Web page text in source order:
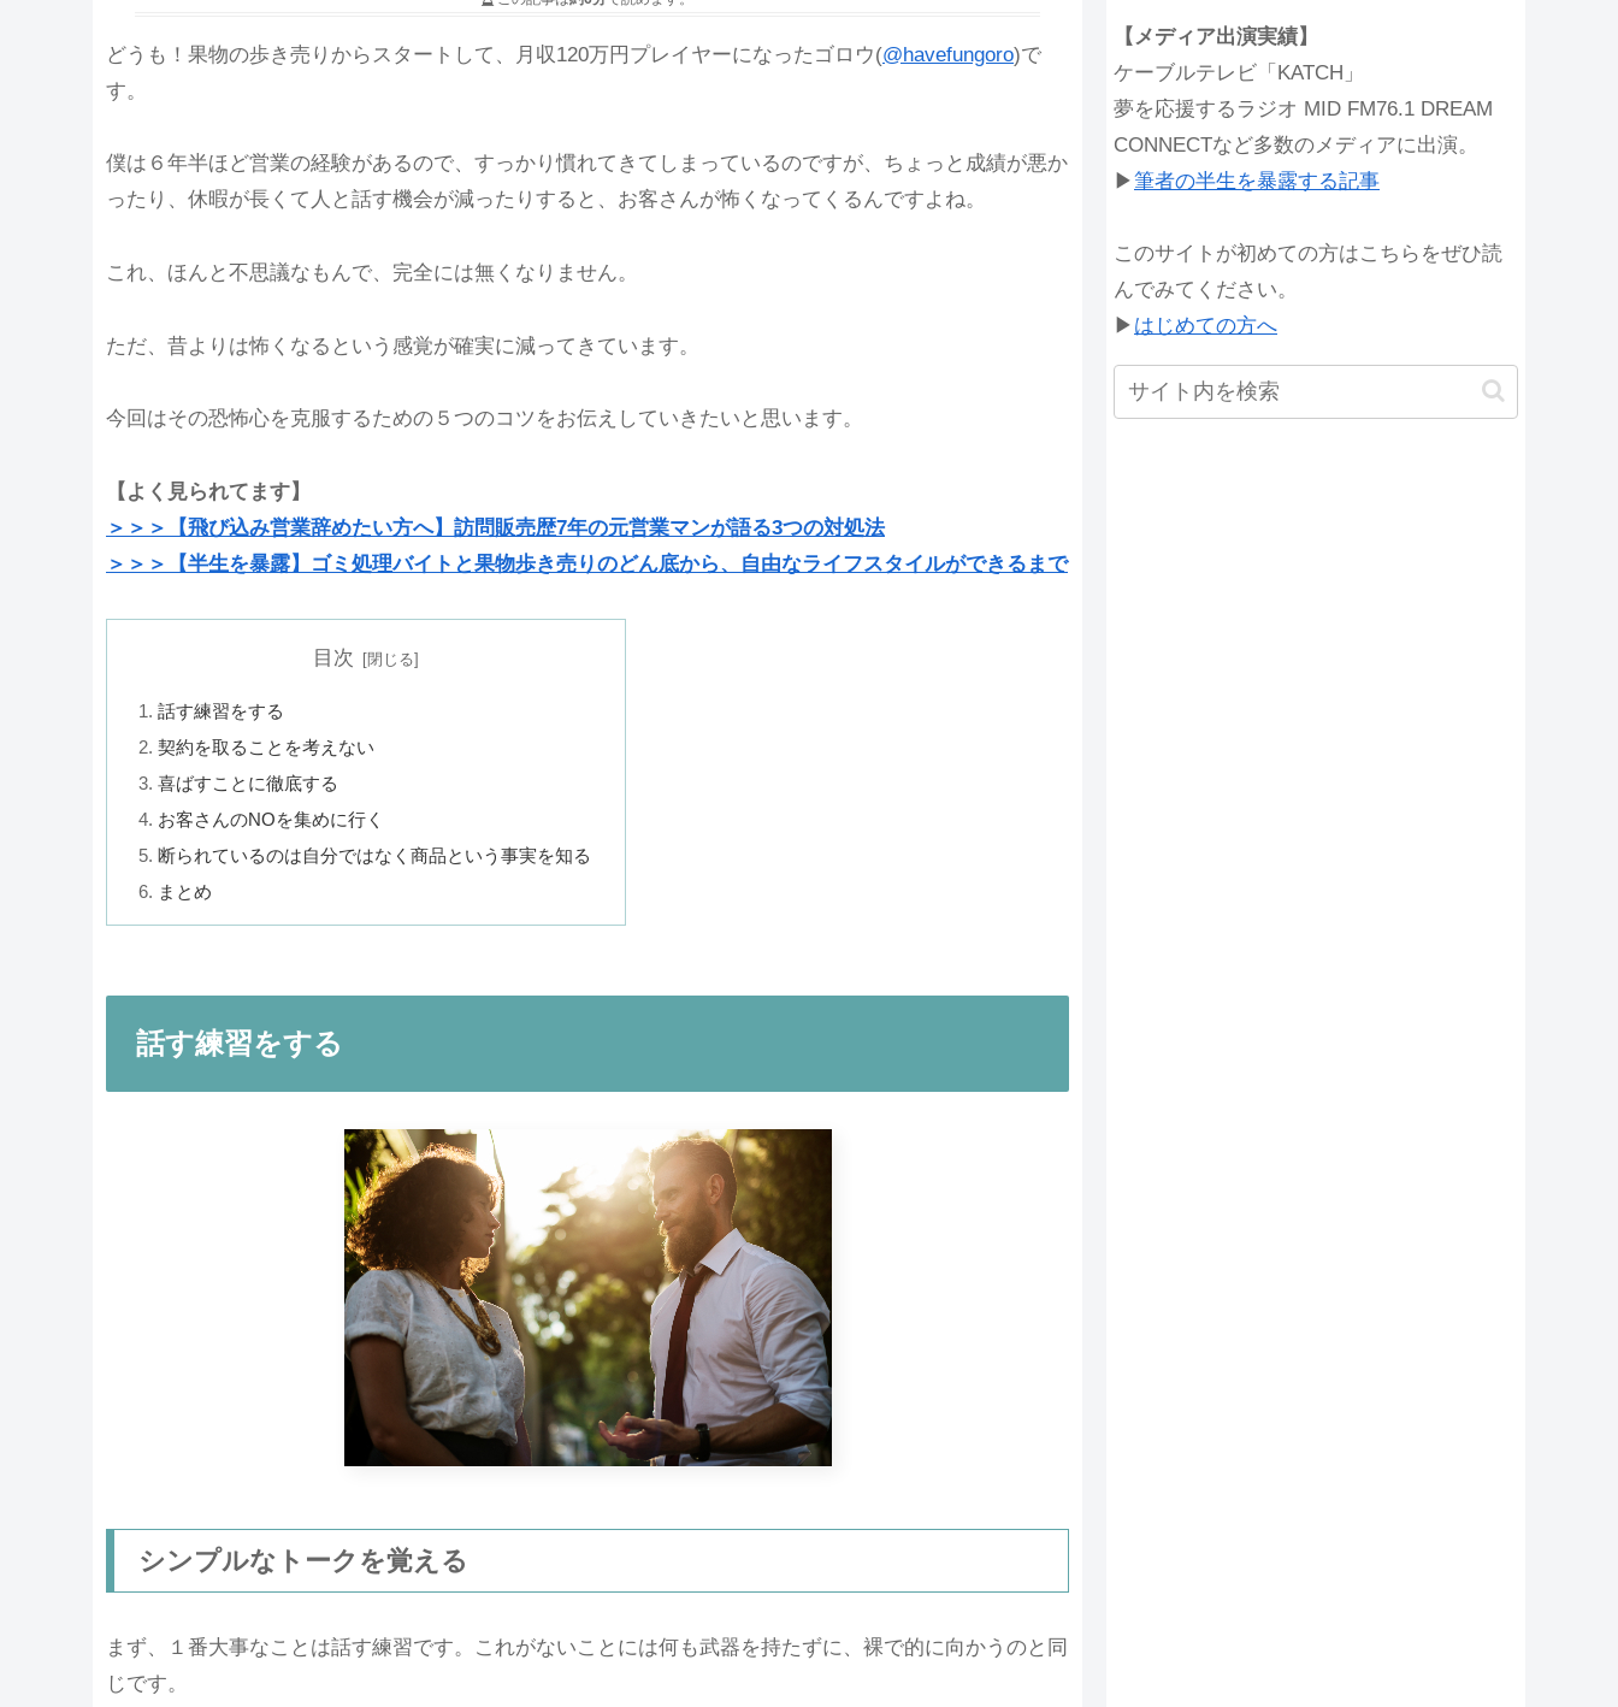
どうも！果物の歩き売りからスタートして、月収120万円プレイヤーになったゴロウ(@havefungoro)で
す。
僕は６年半ほど営業の経験があるので、すっかり慣れてきてしまっているのですが、ちょっと成績が悪か
ったり、休暇が長くて人と話す機会が減ったりすると、お客さんが怖くなってくるんですよね。
これ、ほんと不思議なもんで、完全には無くなりません。
ただ、昔よりは怖くなるという感覚が確実に減ってきています。
今回はその恐怖心を克服するための５つのコツをお伝えしていきたいと思います。
【よく見られてます】
＞＞＞【飛び込み営業辞めたい方へ】訪問販売歴7年の元営業マンが語る3つの対処法
＞＞＞【半生を暴露】ゴミ処理バイトと果物歩き売りのどん底から、自由なライフスタイルができるまで
目次
話す練習をする
契約を取ることを考えない
喜ばすことに徹底する
お客さんのNOを集めに行く
断られているのは自分ではなく商品という事実を知る
まとめ
話す練習をする
シンプルなトークを覚える
まず、１番大事なことは話す練習です。これがないことには何も武器を持たずに、裸で的に向かうのと同
じです。
【メディア出演実績】
ケーブルテレビ「KATCH」
夢を応援するラジオ MID FM76.1 DREAM
CONNECTなど多数のメディアに出演。
▶︎筆者の半生を暴露する記事
このサイトが初めての方はこちらをぜひ読
んでみてください。
▶︎ はじめての方へ